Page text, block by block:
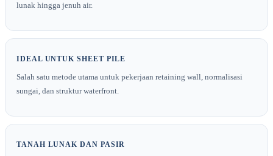
lunak hingga jenuh air.
IDEAL UNTUK SHEET PILE
Salah satu metode utama untuk pekerjaan retaining wall, normalisasi
sungai, dan struktur waterfront.
TANAH LUNAK DAN PASIR